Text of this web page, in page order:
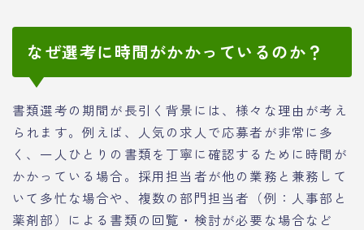
なぜ選考に時間がかかっているのか？
書類選考の期間が長引く背景には、様々な理由が考え
られます。例えば、人気の求人で応募者が非常に多
く、一人ひとりの書類を丁寧に確認するために時間が
かかっている場合。採用担当者が他の業務と兼務して
いて多忙な場合や、複数の部門担当者（例：人事部と
薬剤部）による書類の回覧・検討が必要な場合など